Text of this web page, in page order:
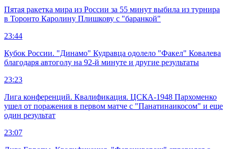
Пятая ракетка мира из России за 55 минут выбила из турнира
в Торонто Каролину Плишкову с "баранкой"
23:44
Кубок России. "Динамо" Кудравца одолело "Факел" Ковалева
благодаря автоголу на 92-й минуте и другие результаты
23:23
Лига конференций. Квалификация. ЦСКА-1948 Пархоменко
ушел от поражения в первом матче с "Панатинаикосом" и еще
один результат
23:07